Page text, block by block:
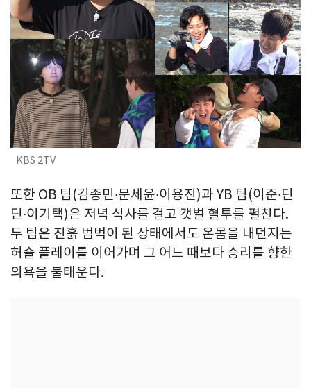
KBS 2TV
또한 OB 팀(김종민∙문세윤∙이용진)과 YB 팀(이준∙딘
딘∙이기택)은 저녁 식사를 걸고 갯벌 혈투를 펼친다.
두 팀은 진흙 범벅이 된 상태에서도 온몸을 내던지는
허슬 플레이를 이어가며 그 어느 때보다 승리를 향한
의욕을 불태운다.